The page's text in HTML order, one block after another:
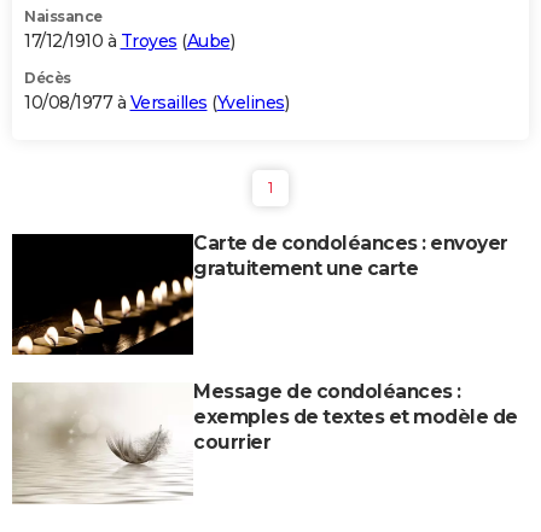
Naissance
17/12/1910 à Troyes (Aube)
Décès
10/08/1977 à Versailles (Yvelines)
1
Carte de condoléances : envoyer
gratuitement une carte
Message de condoléances :
exemples de textes et modèle de
courrier